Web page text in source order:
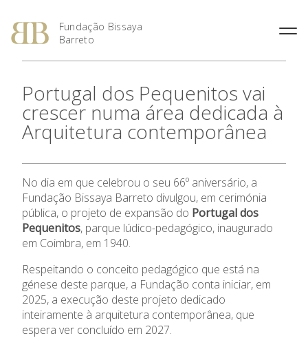
Fundação Bissaya
Barreto
A Fundação
Percurso Académico e
Profissional
A Obra Social
Públicas
Áreas de Intervenção
Áreas de Intervenção
Serviço Domiciliário de
Coimbra
Proximus – Cuidados
Domiciliários
Centro Geriátrico Luís Viegas
Nascimento
SOS Pessoa Idosa
Violência Doméstica
Serviço Educativo do Portugal
dos Pequenitos
Casa Museu Bissaya Barreto
Bissaya Barreto
Casa das Artes Bissaya
Barreto
Parcerias Sociais
Prémios
O Prémio Bissaya Barreto de
Literatura Para a Infância
Regulamento
Obras Premiadas
O Prémio Nuno Viegas
Nascimento
Prémio 2018: Edição
Especial, Área Social
Prémio 2011: Saúde na
Criança – Alavanca da
Cidadania
Prémio 2010: A Inovação na
Promoção Social
Criar: da Escola à
Universidade
Portugal dos Pequenitos vai
crescer numa área dedicada à
Arquitetura contemporânea
No dia em que celebrou o seu 66º aniversário, a
Fundação Bissaya Barreto divulgou, em cerimónia
pública, o projeto de expansão do Portugal dos
Pequenitos, parque lúdico-pedagógico, inaugurado
em Coimbra, em 1940.
Respeitando o conceito pedagógico que está na
génese deste parque, a Fundação conta iniciar, em
2025, a execução deste projeto dedicado
inteiramente à arquitetura contemporânea, que
espera ver concluído em 2027.